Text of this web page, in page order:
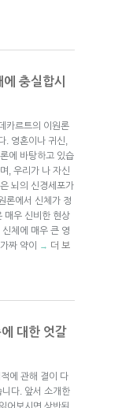
충실합시
카르트의 이원론
. 영혼이나 귀신,
에 바탕하고 있습
, 우리가 나 자신
뇌의 신경세포가
론에서 신체가 정
매우 신비한 현상
체에 매우 큰 영
짜 약이
→ 더 보
대한 엇갈
에 관해 결이 다
다. 앞서 소개한